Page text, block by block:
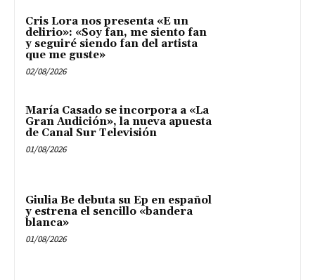
Cris Lora nos presenta «E un
delirio»: «Soy fan, me siento fan
y seguiré siendo fan del artista
que me guste»
02/08/2026
María Casado se incorpora a «La
Gran Audición», la nueva apuesta
de Canal Sur Televisión
01/08/2026
Giulia Be debuta su Ep en español
y estrena el sencillo «bandera
blanca»
01/08/2026